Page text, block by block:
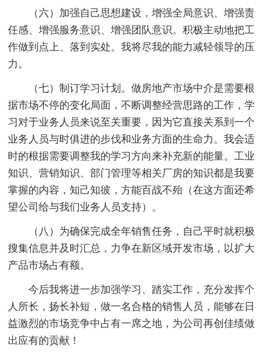
（六）加强自己思想建设，增强全局意识、增强责
任感、增强服务意识、增强团队意识。积极主动地把工
作做到点上、落到实处。我将尽我的能力减轻领导的压
力。
（七）制订学习计划。做房地产市场中介是需要根
据市场不停的变化局面，不断调整经营思路的工作，学
习对于业务人员来说至关重要，因为它直接关系到一个
业务人员与时俱进的步伐和业务方面的生命力。我会适
时的根据需要调整我的学习方向来补充新的能量。工业
知识、营销知识、部门管理等相关厂房的知识都是我要
掌握的内容，知己知彼，方能百战不殆（在这方面还希
望公司给与我们业务人员支持）。
（八）为确保完成全年销售任务，自己平时就积极
搜集信息并及时汇总，力争在新区域开发市场，以扩大
产品市场占有额。
今后我将进一步加强学习、踏实工作，充分发挥个
人所长，扬长补短，做一名合格的销售人员，能够在日
益激烈的市场竞争中占有一席之地，为公司再创佳绩做
出应有的贡献！